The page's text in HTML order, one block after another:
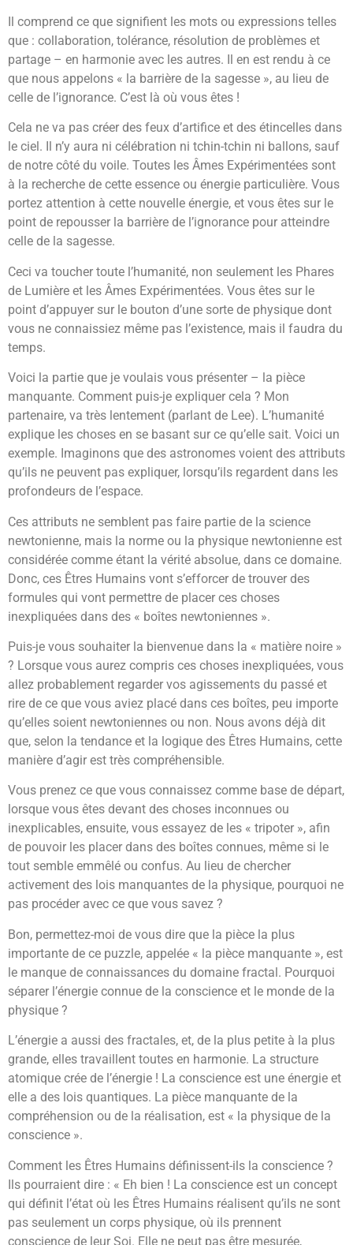
Il comprend ce que signifient les mots ou expressions telles
que : collaboration, tolérance, résolution de problèmes et
partage – en harmonie avec les autres. Il en est rendu à ce
que nous appelons « la barrière de la sagesse », au lieu de
celle de l’ignorance. C’est là où vous êtes !
Cela ne va pas créer des feux d’artifice et des étincelles dans
le ciel. Il n’y aura ni célébration ni tchin-tchin ni ballons, sauf
de notre côté du voile. Toutes les Âmes Expérimentées sont
à la recherche de cette essence ou énergie particulière. Vous
portez attention à cette nouvelle énergie, et vous êtes sur le
point de repousser la barrière de l’ignorance pour atteindre
celle de la sagesse.
Ceci va toucher toute l’humanité, non seulement les Phares
de Lumière et les Âmes Expérimentées. Vous êtes sur le
point d’appuyer sur le bouton d’une sorte de physique dont
vous ne connaissiez même pas l’existence, mais il faudra du
temps.
Voici la partie que je voulais vous présenter – la pièce
manquante. Comment puis-je expliquer cela ? Mon
partenaire, va très lentement (parlant de Lee). L’humanité
explique les choses en se basant sur ce qu’elle sait. Voici un
exemple. Imaginons que des astronomes voient des attributs
qu’ils ne peuvent pas expliquer, lorsqu’ils regardent dans les
profondeurs de l’espace.
Ces attributs ne semblent pas faire partie de la science
newtonienne, mais la norme ou la physique newtonienne est
considérée comme étant la vérité absolue, dans ce domaine.
Donc, ces Êtres Humains vont s’efforcer de trouver des
formules qui vont permettre de placer ces choses
inexpliquées dans des « boîtes newtoniennes ».
Puis-je vous souhaiter la bienvenue dans la « matière noire »
? Lorsque vous aurez compris ces choses inexpliquées, vous
allez probablement regarder vos agissements du passé et
rire de ce que vous aviez placé dans ces boîtes, peu importe
qu’elles soient newtoniennes ou non. Nous avons déjà dit
que, selon la tendance et la logique des Êtres Humains, cette
manière d’agir est très compréhensible.
Vous prenez ce que vous connaissez comme base de départ,
lorsque vous êtes devant des choses inconnues ou
inexplicables, ensuite, vous essayez de les « tripoter », afin
de pouvoir les placer dans des boîtes connues, même si le
tout semble emmêlé ou confus. Au lieu de chercher
activement des lois manquantes de la physique, pourquoi ne
pas procéder avec ce que vous savez ?
Bon, permettez-moi de vous dire que la pièce la plus
importante de ce puzzle, appelée « la pièce manquante », est
le manque de connaissances du domaine fractal. Pourquoi
séparer l’énergie connue de la conscience et le monde de la
physique ?
L’énergie a aussi des fractales, et, de la plus petite à la plus
grande, elles travaillent toutes en harmonie. La structure
atomique crée de l’énergie ! La conscience est une énergie et
elle a des lois quantiques. La pièce manquante de la
compréhension ou de la réalisation, est « la physique de la
conscience ».
Comment les Êtres Humains définissent-ils la conscience ?
Ils pourraient dire : « Eh bien ! La conscience est un concept
qui définit l’état où les Êtres Humains réalisent qu’ils ne sont
pas seulement un corps physique, où ils prennent
conscience de leur Soi. Elle ne peut pas être mesurée,